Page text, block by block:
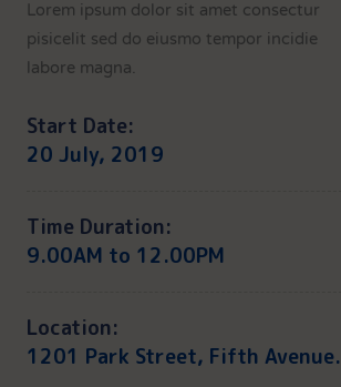
Lorem ipsum dolor sit amet consectur
pisicelit sed do eiusmo tempor incidie
labore magna.
Start Date:
20 July, 2019
Time Duration:
9.00AM to 12.00PM
Location:
1201 Park Street, Fifth Avenue.